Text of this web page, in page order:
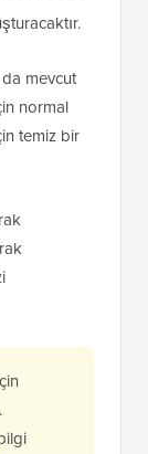
mevcut
normal
temiz bir